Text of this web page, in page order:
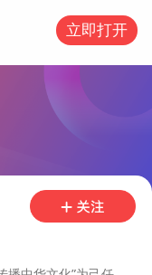
立即打开